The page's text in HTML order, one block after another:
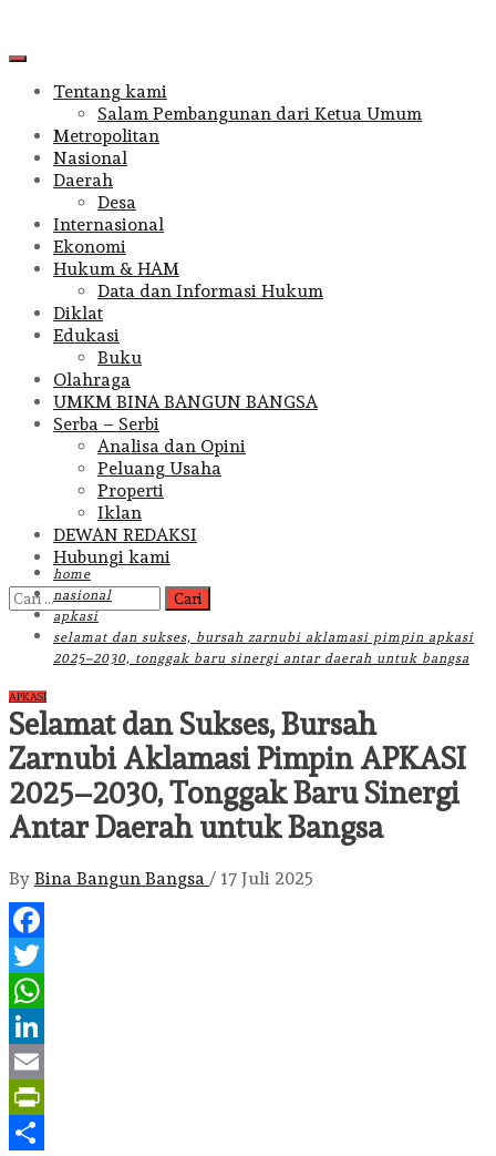
Primary
Tentang kami
Salam Pembangunan dari Ketua Umum
Metropolitan
Nasional
Daerah
Desa
Internasional
Ekonomi
Hukum & HAM
Data dan Informasi Hukum
Diklat
Edukasi
Buku
Olahraga
UMKM BINA BANGUN BANGSA
Serba – Serbi
Analisa dan Opini
Peluang Usaha
Properti
Iklan
DEWAN REDAKSI
Hubungi kami
Cari
untuk:
home
nasional
apkasi
selamat dan sukses, bursah zarnubi aklamasi pimpin apkasi
2025–2030, tonggak baru sinergi antar daerah untuk bangsa
APKASI
Selamat dan Sukses, Bursah
Zarnubi Aklamasi Pimpin APKASI
2025–2030, Tonggak Baru Sinergi
Antar Daerah untuk Bangsa
By Bina Bangun Bangsa / 17 Juli 2025
Facebook
Twitter
WhatsApp
LinkedIn
Email
PrintFriendly